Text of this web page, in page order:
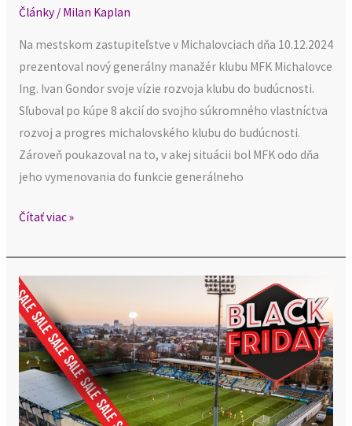
Články/ Milan Kaplan
Na mestskom zastupiteľstve v Michalovciach dňa 10.12.2024
prezentoval nový generálny manažér klubu MFK Michalovce
Ing. Ivan Gondor svoje vízie rozvoja klubu do budúcnosti.
Sľuboval po kúpe 8 akcií do svojho súkromného vlastníctva
rozvoj a progres michalovského klubu do budúcnosti.
Zároveň poukazoval na to, v akej situácii bol MFK odo dňa
jeho vymenovania do funkcie generálneho
Čítať viac »
Futbalový
klub
MFK
Zemplín
Michalovce
sa
potichu